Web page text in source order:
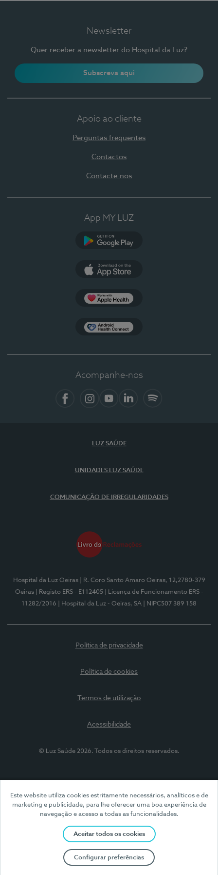
Este website utiliza cookies estritamente necessários, analíticos e de
marketing e publicidade, para lhe oferecer uma boa experiência de
navegação e acesso a todas as funcionalidades.
Aceitar todos os cookies
Configurar preferências
Newsletter
Quer receber a newsletter do Hospital da Luz?
Subscreva aqui
Apoio ao cliente
Perguntas frequentes
Contactos
Contacte-nos
App MY LUZ
Acompanhe-nos
LUZ SAÚDE
UNIDADES LUZ SAÚDE
COMUNICAÇÃO DE IRREGULARIDADES
Hospital da Luz Oeiras
| R. Coro Santo Amaro Oeiras, 12,2780-379
Oeiras
| Registo ERS - E112405
| Licença de Funcionamento ERS -
11282/2016
| Hospital da Luz - Oeiras, SA | NIPC507 389 158
Política de privacidade
Política de cookies
Termos de utilização
Acessibilidade
© Luz Saúde 2026. Todos os direitos reservados.